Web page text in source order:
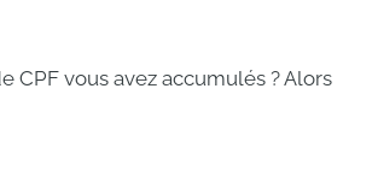
CPF vous avez accumulés ? Alors